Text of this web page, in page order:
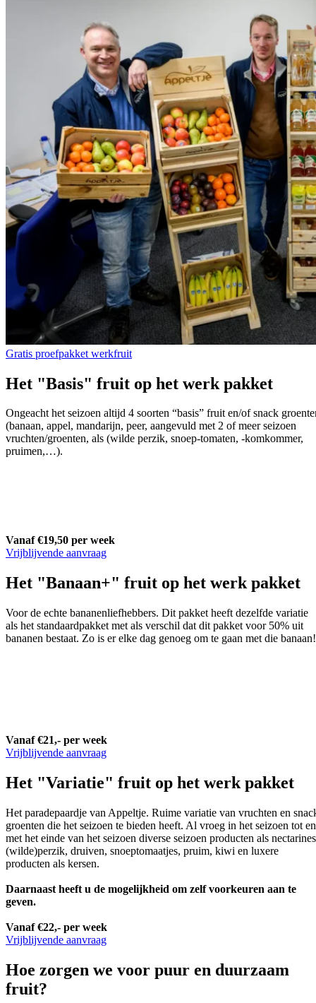
Gratis proefpakket werkfruit
Het "Basis" fruit op het werk pakket
Ongeacht het seizoen altijd 4 soorten “basis” fruit en/of snack
(banaan, appel, mandarijn, peer, aangevuld met 2 of meer seizoen
vruchten/groenten, als (wilde perzik, snoep-tomaten, -komkommer,
pruimen,…).
Vanaf €19,50 per week
Vrijblijvende aanvraag
Het "Banaan+" fruit op het werk pakket
Voor de echte bananenliefhebbers. Dit pakket heeft dezelfde variatie
als het standaardpakket met als verschil dat dit pakket voor 50% uit
bananen bestaat. Zo is er elke dag genoeg om te gaan met die banaan!
Vanaf €21,- per week
Vrijblijvende aanvraag
Het "Variatie" fruit op het werk pakket
Het paradepaardje van Appeltje. Ruime variatie van vruchten en
groenten die het seizoen te bieden heeft. Al vroeg in het seizoen tot en
met het einde van het seizoen diverse seizoen producten als
(wilde)perzik, druiven, snoeptomaatjes, pruim, kiwi en luxere
producten als kersen.
Daarnaast heeft u de mogelijkheid om zelf voorkeuren aan te
geven.
Vanaf €22,- per week
Vrijblijvende aanvraag
Hoe zorgen we voor puur en duurzaam
fruit?